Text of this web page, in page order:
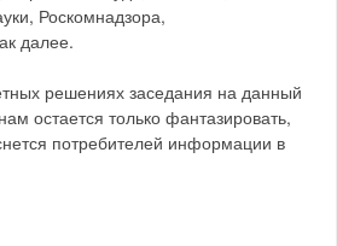
Роскомнадзора,
далее.
решениях заседания на данный
остается только фантазировать,
потребителей информации в